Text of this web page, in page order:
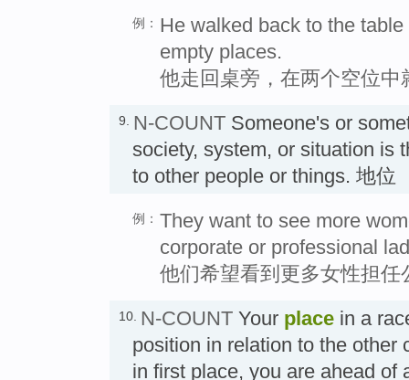
例： He walked back to the
empty places.
他走回桌旁，在两个空位
9. N-COUNT Someone's or
society, system, or situation is
to other people or things. 地位
例： They want to see more
corporate or professional
他们希望看到更多女性担
10. N-COUNT Your place in a
position in relation to the other
in first place, you are ahead of